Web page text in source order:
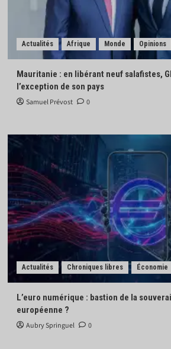
Actualités Afrique Monde Opinions
Mauritanie : en libérant neuf salafistes,
l’exception de son pays
Samuel Prévost 0
Actualités Chroniques libres Économie
L’euro numérique : bastion de la
européenne ?
Aubry Springuel 0